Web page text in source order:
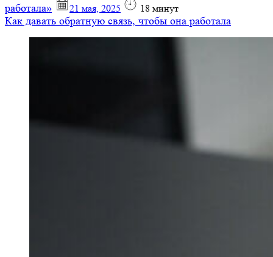
работала»
21 мая, 2025 18 минут
Как давать обратную связь, чтобы она работала